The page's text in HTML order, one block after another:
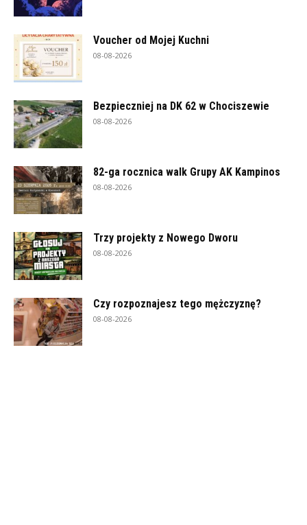
Voucher od Mojej Kuchni
08-08-2026
Bezpieczniej na DK 62 w Chociszewie
08-08-2026
82-ga rocznica walk Grupy AK Kampinos
08-08-2026
Trzy projekty z Nowego Dworu
08-08-2026
Czy rozpoznajesz tego mężczyznę?
08-08-2026